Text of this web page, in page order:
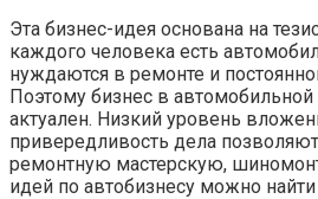
Эта бизнес-идея основана на
каждого человека есть
нуждаются в ремонте и
Поэтому бизнес в
актуален. Низкий уровень
привередливость дела
ремонтную мастерскую,
идей по автобизнесу можно